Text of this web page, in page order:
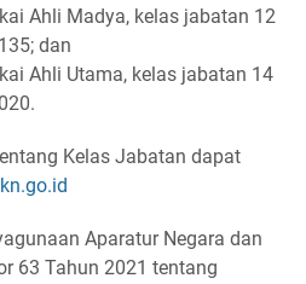
Ahli Madya, kelas jabatan 12
dan
Ahli Utama, kelas jabatan 14
Kelas Jabatan dapat
Aparatur Negara dan
63 Tahun 2021 tentang